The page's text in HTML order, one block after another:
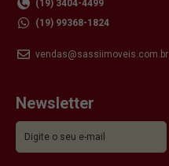
(19) 3404-4499
(19) 99368-1824
vendas@sassiimoveis.com.br
Newsletter